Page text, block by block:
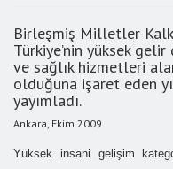
Birleşmiş Milletler
Türkiye’nin yüksek
ve sağlık hizmetleri
olduğuna işaret eden
yayımladı.
Ankara, Ekim 2009
Yüksek insani gelişim